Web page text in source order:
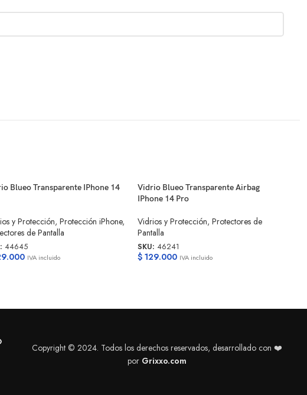
Blueo Transparente IPhone 14
y Protección, Protección iPhone,
de Pantalla
44645
IVA incluido
Vidrio Blueo Transparente Airbag
IPhone 14 Pro
Vidrios y Protección, Protectores de
Pantalla
SKU: 46241
$ 129.000 IVA incluido
Copyright © 2024. Todos los derechos reservados, desarrollado con ❤️
por Grixxo.com